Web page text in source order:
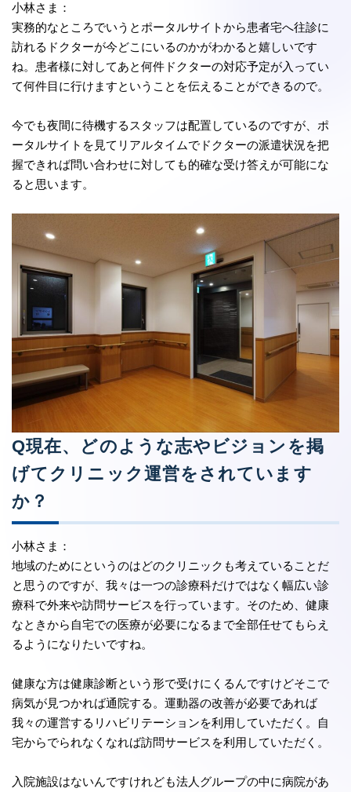
小林さま：
実務的なところでいうとポータルサイトから患者宅へ往診に
訪れるドクターが今どこにいるのかがわかると嬉しいです
ね。患者様に対してあと何件ドクターの対応予定が入ってい
て何件目に行けますということを伝えることができるので。
今でも夜間に待機するスタッフは配置しているのですが、ポ
ータルサイトを見てリアルタイムでドクターの派遣状況を把
握できれば問い合わせに対しても的確な受け答えが可能にな
ると思います。
Q現在、どのような志やビジョンを掲
げてクリニック運営をされています
か？
小林さま：
地域のためにというのはどのクリニックも考えていることだ
と思うのですが、我々は一つの診療科だけではなく幅広い診
療科で外来や訪問サービスを行っています。そのため、健康
なときから自宅での医療が必要になるまで全部任せてもらえ
るようになりたいですね。
健康な方は健康診断という形で受けにくるんですけどそこで
病気が見つかれば通院する。運動器の改善が必要であれば
我々の運営するリハビリテーションを利用していただく。自
宅からでられなくなれば訪問サービスを利用していただく。
入院施設はないんですけれども法人グループの中に病院があ